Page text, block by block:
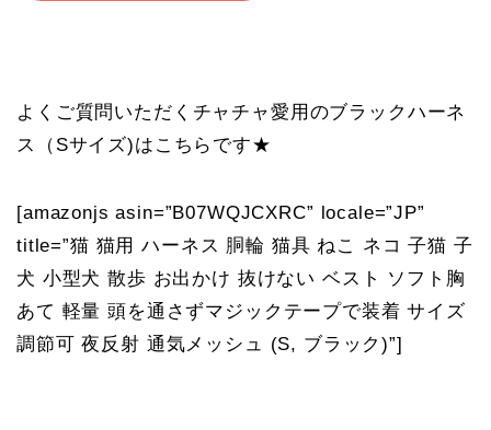
よくご質問いただくチャチャ愛用のブラックハーネ
ス（Sサイズ)はこちらです★
[amazonjs asin=”B07WQJCXRC” locale=”JP”
title=”猫 猫用 ハーネス 胴輪 猫具 ねこ ネコ 子猫 子
犬 小型犬 散歩 お出かけ 抜けない ベスト ソフト胸
あて 軽量 頭を通さずマジックテープで装着 サイズ
調節可 夜反射 通気メッシュ (S, ブラック)”]